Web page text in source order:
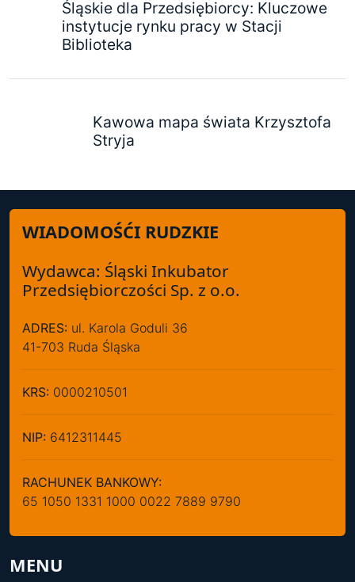
Śląskie dla Przedsiębiorcy: Kluczowe
instytucje rynku pracy w Stacji
Biblioteka
Kawowa mapa świata Krzysztofa
Stryja
WIADOMOŚĆI RUDZKIE
Wydawca: Śląski Inkubator
Przedsiębiorczości Sp. z o.o.
ADRES: ul. Karola Goduli 36
41-703 Ruda Śląska
KRS: 0000210501
NIP: 6412311445
RACHUNEK BANKOWY:
65 1050 1331 1000 0022 7889 9790
MENU